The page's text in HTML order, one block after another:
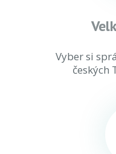
Vyber si
českých